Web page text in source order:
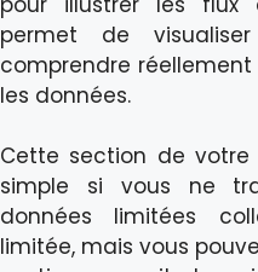
permet de
comprendre
les données.
Cette section de votre
simple si vous ne
données limitées
limitée, mais vous